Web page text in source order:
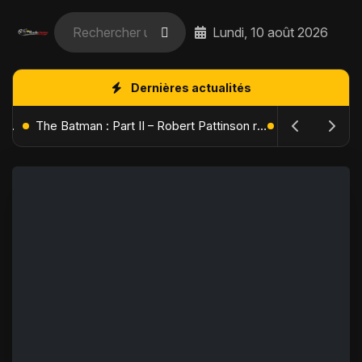
Lundi, 10 août 2026
Dernières actualités
L'Âge de Glace : Le Réveil du Volcan – Manny, Sid et Diego de retour pour une aventure explosive The Batman : Part II – Robert Pattinson replonge dans les ténèbres de Gotham dès octobre 2027